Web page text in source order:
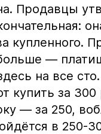
Продавцы
купленного.
—
на все
купить за 300
— за 250,
в 250-